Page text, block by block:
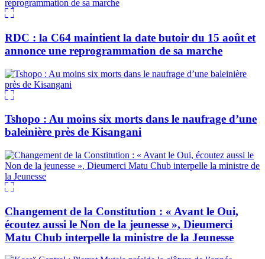
RDC : la C64 maintient la date butoir du 15 août et
annonce une reprogrammation de sa marche
Tshopo : Au moins six morts dans le naufrage d’une
baleinière près de Kisangani
Changement de la Constitution : « Avant le Oui,
écoutez aussi le Non de la jeunesse », Dieumerci
Matu Chub interpelle la ministre de la Jeunesse